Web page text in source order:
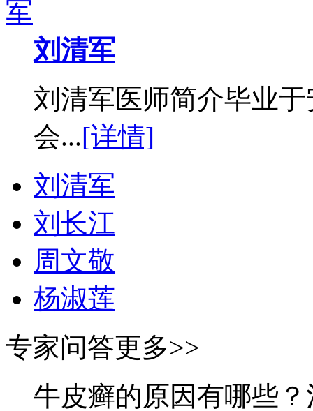
刘清军
刘清军医师简介毕业
会...[详情]
刘清军
刘长江
周文敬
杨淑莲
专家问答更多>>
牛皮癣的原因有哪些